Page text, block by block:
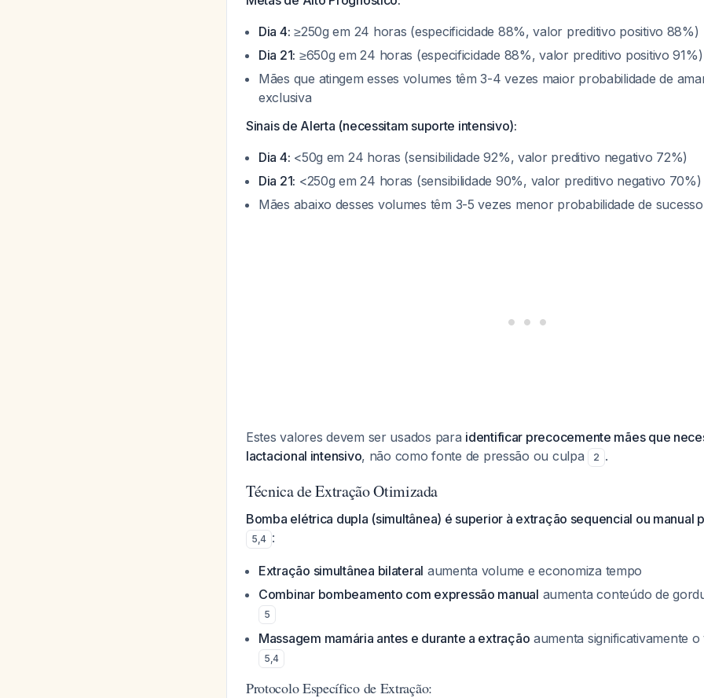
Dia 4: ≥250g em 24 horas (especificidade 88%, valor preditivo positivo 88%)
Dia 21: ≥650g em 24 horas (especificidade 88%, valor preditivo positivo 91%)
Mães que atingem esses volumes têm 3-4 vezes maior probabilidade de
exclusiva
Sinais de Alerta (necessitam suporte intensivo):
Dia 4: <50g em 24 horas (sensibilidade 92%, valor preditivo negativo 72%)
Dia 21: <250g em 24 horas (sensibilidade 90%, valor preditivo negativo 70%)
Mães abaixo desses volumes têm 3-5 vezes menor probabilidade de sucesso
Estes valores devem ser usados para identificar precocemente mães que
lactacional intensivo, não como fonte de pressão ou culpa 2 .
Técnica de Extração Otimizada
Bomba elétrica dupla (simultânea) é superior à extração sequencial ou manual
5,4 :
Extração simultânea bilateral aumenta volume e economiza tempo
Combinar bombeamento com expressão manual aumenta conteúdo de
5
Massagem mamária antes e durante a extração aumenta significativamente
5,4
Protocolo Específico de Extração: